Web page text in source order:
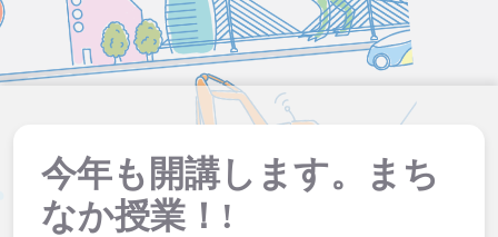
今年も開講します。まち
なか授業！!